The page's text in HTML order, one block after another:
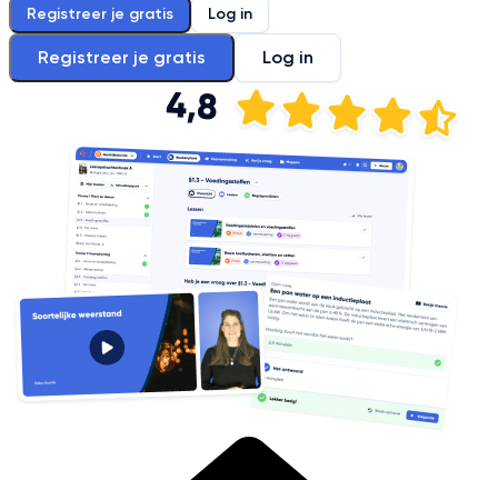
Registreer je gratis Log in
Registreer je gratis Log in